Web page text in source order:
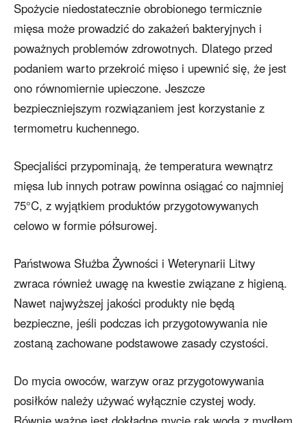
Spożycie niedostatecznie obrobionego termicznie
mięsa może prowadzić do zakażeń bakteryjnych i
poważnych problemów zdrowotnych. Dlatego przed
podaniem warto przekroić mięso i upewnić się, że jest
ono równomiernie upieczone. Jeszcze
bezpieczniejszym rozwiązaniem jest korzystanie z
termometru kuchennego.
Specjaliści przypominają, że temperatura wewnątrz
mięsa lub innych potraw powinna osiągać co najmniej
75°C, z wyjątkiem produktów przygotowywanych
celowo w formie półsurowej.
Państwowa Służba Żywności i Weterynarii Litwy
zwraca również uwagę na kwestie związane z higieną.
Nawet najwyższej jakości produkty nie będą
bezpieczne, jeśli podczas ich przygotowywania nie
zostaną zachowane podstawowe zasady czystości.
Do mycia owoców, warzyw oraz przygotowywania
posiłków należy używać wyłącznie czystej wody.